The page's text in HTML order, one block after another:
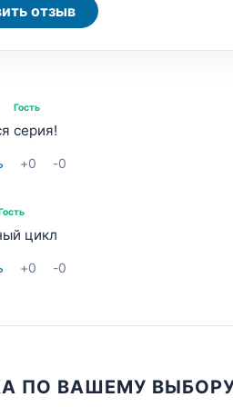
Отправить отзыв
Гость
серия!
+0 -0
цикл
+0 -0
ПО ВАШЕМУ